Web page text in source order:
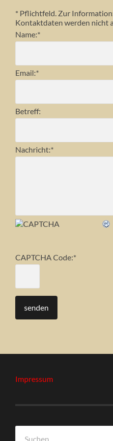
* Pflichtfeld. Zur
Kontaktdaten werden nicht
Name:*
Email:*
Betreff:
Nachricht:*
CAPTCHA Code:*
Impressum